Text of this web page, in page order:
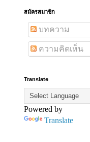
สมัครสมาชิก
บทความ
ความคิดเห็น
Translate
Powered by
Translate